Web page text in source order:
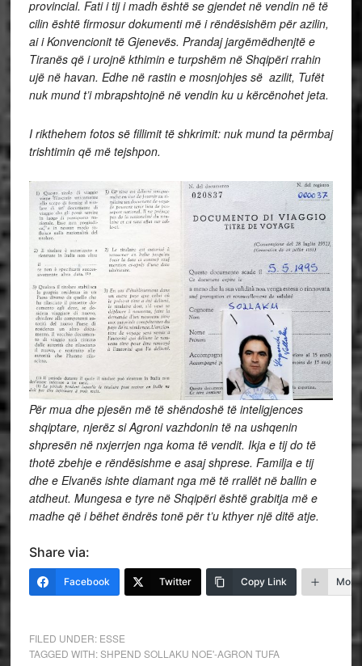
provincial. Fati i tij i madh është se gjendet në vendin në të
cilin është firmosur dokumenti më i rëndësishëm për azilin,
ai i Konvencionit të Gjenevës. Prandaj jargëmëdhenjtë e
Tiranës që i urojnë kthimin e turpshëm në Shqipëri rrahin
ujë në havan. Edhe në rastin e mosnjohjes së azilit, Tufët
nuk mund t’i mbrapshtojnë në vendin ku u kërcënohet jeta.
I rikthehem fotos së fillimit të shkrimit: nuk mund ta përmbaj
trishtimin që më tejshpon.
Për mua dhe pjesën më të shëndoshë të inteligjences
shqiptare, njerëz si Agroni vazhdonin të na ushqenin
shpresën në nxjerrjen nga koma të vendit. Ikja e tij do të
thotë zbehje e rëndësishme e asaj shprese. Familja e tij
dhe e Elvanës ishte diamant nga më të rrallët në ballin e
atdheut. Mungesa e tyre në Shqipëri është grabitja më e
madhe që i bëhet ëndrës tonë për t’u kthyer një ditë atje.
Share via:
Facebook Twitter Copy Link More
FILED UNDER: ESSE
TAGGED WITH:SHPEND SOLLAKU NOE'-AGRON TUFA